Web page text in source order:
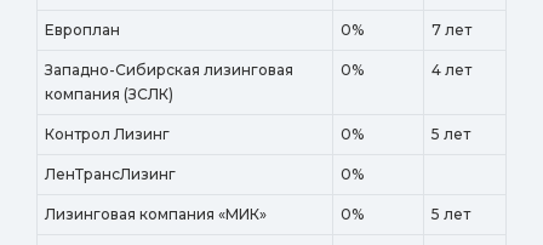
Европлан 0% 7 лет
Западно-Сибирская лизинговая
компания (ЗСЛК)
0% 4 лет
Контрол Лизинг 0% 5 лет
ЛенТрансЛизинг 0%
Лизинговая компания «МИК» 0% 5 лет